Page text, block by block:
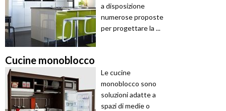
a disposizione
numerose proposte
per progettare la ...
Cucine monoblocco
Le cucine
monoblocco sono
soluzioni adatte a
spazi di medie o